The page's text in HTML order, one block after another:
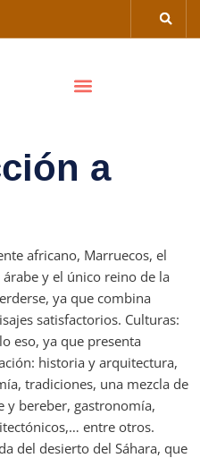
a
africano, Marruecos, el
y el único reino de la
ya que combina
satisfactorios. Culturas:
eso, ya que presenta
historia y arquitectura,
tradiciones, una mezcla de
y bereber, gastronomía,
entre otros.
del desierto del Sáhara, que